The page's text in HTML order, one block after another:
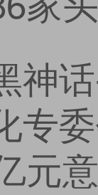
神
专
元